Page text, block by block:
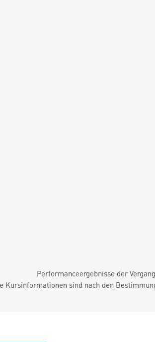
Performanceergebnisse der
Kursinformationen sind nach den